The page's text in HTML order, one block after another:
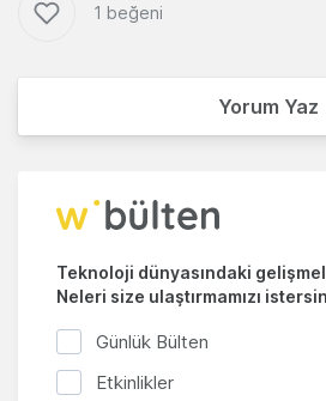
1 beğeni
Yorum Yaz
Teknoloji dünyasındaki
Neleri size ulaştırmamızı
Günlük Bülten
Etkinlikler